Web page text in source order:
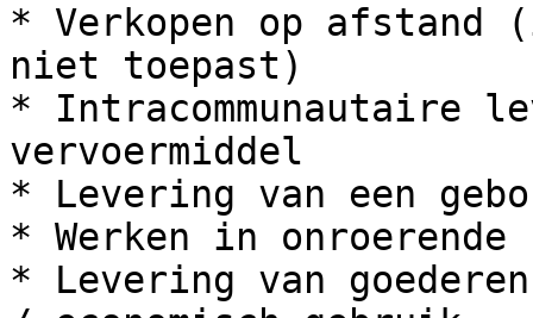
* Verkopen op afstand
niet toepast)
* Intracommunautaire
vervoermiddel
* Levering van een
* Werken in onroerende
* Levering van